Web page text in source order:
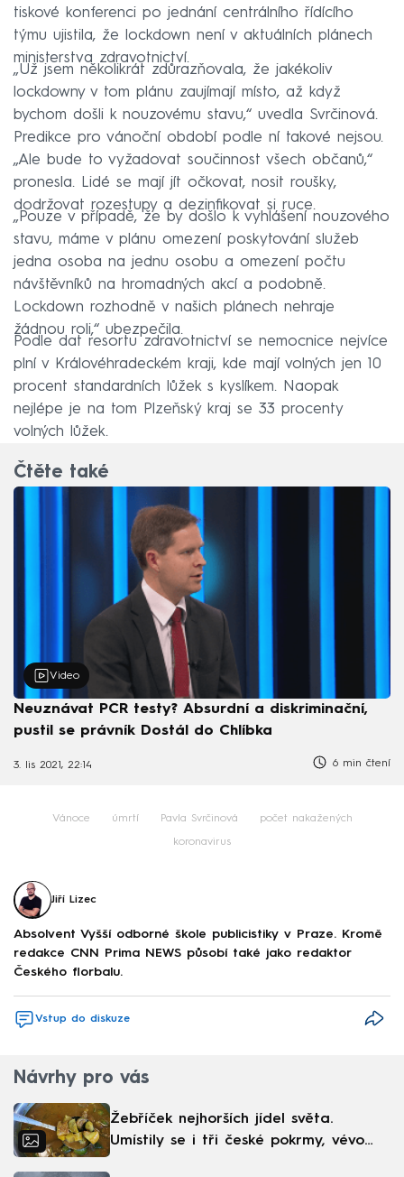
tiskové konferenci po jednání centrálního řídícího
týmu ujistila, že lockdown není v aktuálních plánech
ministerstva zdravotnictví.
„Už jsem několikrát zdůrazňovala, že jakékoliv
lockdowny v tom plánu zaujímají místo, až když
bychom došli k nouzovému stavu,“ uvedla Svrčinová.
Predikce pro vánoční období podle ní takové nejsou.
„Ale bude to vyžadovat součinnost všech občanů,“
pronesla. Lidé se mají jít očkovat, nosit roušky,
dodržovat rozestupy a dezinfikovat si ruce.
„Pouze v případě, že by došlo k vyhlášení nouzového
stavu, máme v plánu omezení poskytování služeb
jedna osoba na jednu osobu a omezení počtu
návštěvníků na hromadných akcí a podobně.
Lockdown rozhodně v našich plánech nehraje
žádnou roli,“ ubezpečila.
Podle dat resortu zdravotnictví se nemocnice nejvíce
plní v Královéhradeckém kraji, kde mají volných jen 10
procent standardních lůžek s kyslíkem. Naopak
nejlépe je na tom Plzeňský kraj se 33 procenty
volných lůžek.
Čtěte také
Video
Neuznávat PCR testy? Absurdní a diskriminační,
pustil se právník Dostál do Chlíbka
3. lis 2021, 22:14 6 min čtení
Vánoce úmrtí Pavla Svrčinová počet nakažených
koronavirus
Jiří Lizec
Absolvent Vyšší odborné škole publicistiky v Praze. Kromě
redakce CNN Prima NEWS působí také jako redaktor
Českého florbalu.
Vstup do diskuze
Návrhy pro vás
Žebříček nejhorších jídel světa.
Umístily se i tři české pokrmy, vévodí